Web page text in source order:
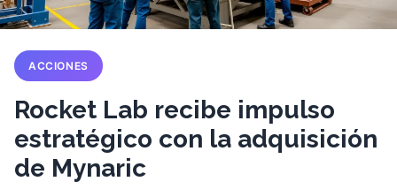
ACCIONES
Rocket Lab recibe impulso
estratégico con la adquisición
de Mynaric